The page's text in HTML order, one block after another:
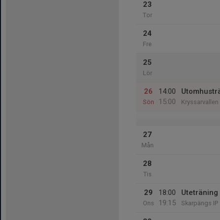
23
Tor
24
Fre
25
Lör
26
Sön
14:00
15:00
Kryssarvallen
27
Mån
28
Tis
29
Ons
18:00
19:15
Uteträning
Skarpängs IP